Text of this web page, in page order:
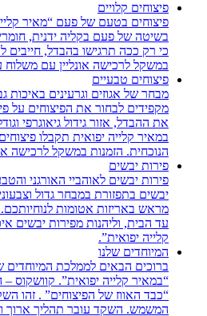
פיצוחים קלויים
פיצוחים בטעם של פעם “מאיר
בשיטה של פעם בקליה ידנית,
כי רק ככה תרגישו בהבדל, חייבים
במשקל לרכישה אונליין עם משלוח
פיצוחים טבעיים
מבחר של אגוזים וגרעינים באיכות
מקפידים לבחור את הפיצוחים על
את ההבדל, אזור גידול גיאוגרפי
במאיר קלייה יפואית תקבלו
הנוכחית. הזמנות במשקל לרכישה
פירות יבשים
פירות יבשים לאוהביי האורגני
יבשים בתפזורת במבחר גדול
מראש באריזות אטומות לנוחיותכם.
עד הבית, וליהנות מפירות יבשים
קלייה יפואית”.
המיוחדים שלנו
ברוכים הבאים לממלכת המיוחדים
“במאיר קלייה יפואית”. קוושקוס
“כבד האווז של הפיצוחים” . זהו